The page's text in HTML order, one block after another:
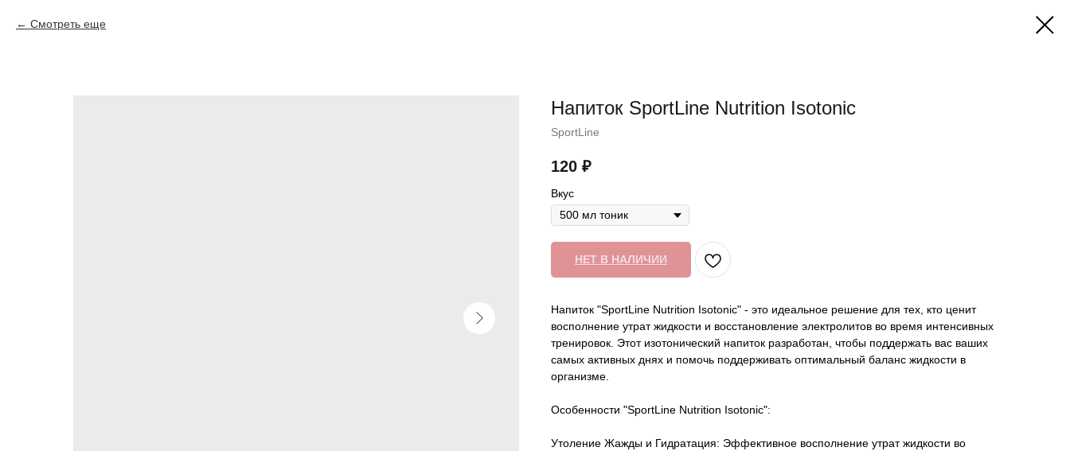
Смотреть еще
Напиток SportLine Nutrition Isotonic
SportLine
120 ₽
Вкус
НЕТ В НАЛИЧИИ
Напиток "SportLine Nutrition Isotonic" - это идеальное решение для тех, кто ценит
восполнение утрат жидкости и восстановление электролитов во время интенсивных
тренировок. Этот изотонический напиток разработан, чтобы поддержать вас ваших
самых активных днях и помочь поддерживать оптимальный баланс жидкости в
организме.
Особенности "SportLine Nutrition Isotonic":
Утоление Жажды и Гидратация: Эффективное восполнение утрат жидкости во